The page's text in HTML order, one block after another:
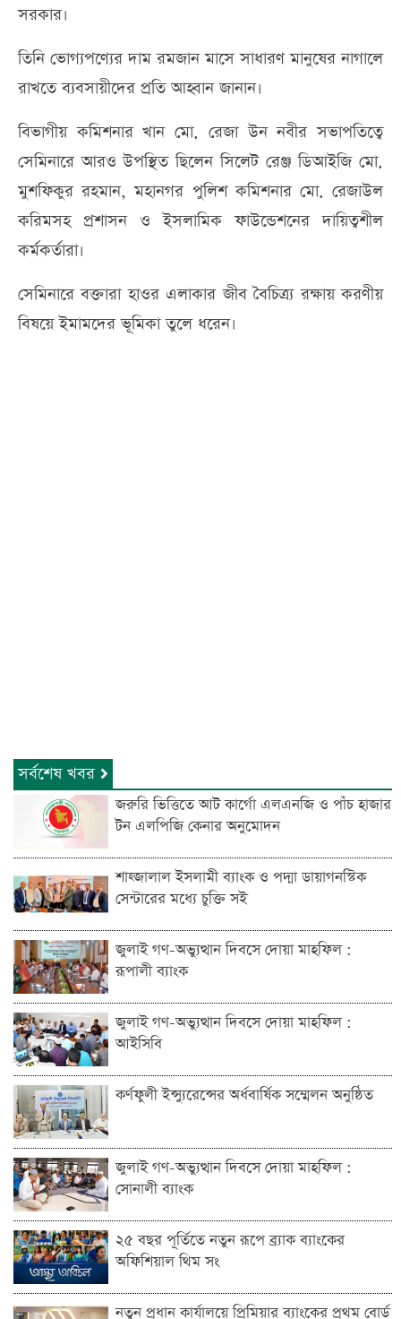
সরকার।
তিনি ভোগ্যপণ্যের দাম রমজান মাসে সাধারণ মানুষের নাগালে
রাখতে ব্যবসায়ীদের প্রতি আহ্বান জানান।
বিভাগীয় কমিশনার খান মো. রেজা উন নবীর সভাপতিত্বে
সেমিনারে আরও উপস্থিত ছিলেন সিলেট রেঞ্জ ডিআইজি মো.
মুশফিকুর রহমান, মহানগর পুলিশ কমিশনার মো. রেজাউল
করিমসহ প্রশাসন ও ইসলামিক ফাউন্ডেশনের দায়িত্বশীল
কর্মকর্তারা।
সেমিনারে বক্তারা হাওর এলাকার জীব বৈচিত্র্য রক্ষায় করণীয়
বিষয়ে ইমামদের ভূমিকা তুলে ধরেন।
সর্বশেষ খবর
জরুরি ভিত্তিতে আট কার্গো এলএনজি ও পাঁচ হাজার
টন এলপিজি কেনার অনুমোদন
শাহ্জালাল ইসলামী ব্যাংক ও পদ্মা ডায়াগনস্টিক
সেন্টারের মধ্যে চুক্তি সই
জুলাই গণ-অভ্যুত্থান দিবসে দোয়া মাহফিল :
রূপালী ব্যাংক
জুলাই গণ-অভ্যুত্থান দিবসে দোয়া মাহফিল :
আইসিবি
কর্ণফুলী ইন্স্যুরেন্সের অর্ধবার্ষিক সম্মেলন অনুষ্ঠিত
জুলাই গণ-অভ্যুত্থান দিবসে দোয়া মাহফিল :
সোনালী ব্যাংক
২৫ বছর পূর্তিতে নতুন রূপে ব্র্যাক ব্যাংকের
অফিশিয়াল থিম সং
নতুন প্রধান কার্যালয়ে প্রিমিয়ার ব্যাংকের প্রথম বোর্ড